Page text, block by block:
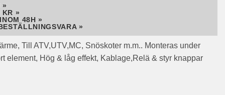
»
KR »
48H »
»
Till ATV,UTV,MC, Snöskoter m.m.. Monteras under
element, Hög & låg effekt, Kablage,Relä & styr knappar